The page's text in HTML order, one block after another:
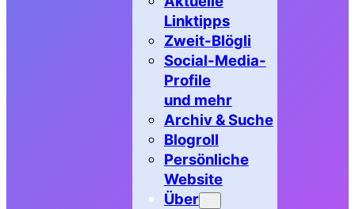
Linktipps
Zweit-Blögli
Social-Media-
Profile
und mehr
Archiv & Suche
Blogroll
Persönliche
Website
Über